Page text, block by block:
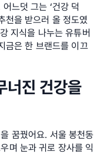
느덧 그는 ‘건강 덕
천을 받으러 올 정도였
지식을 나누는 유튜버
금은 한 브랜드를 이끄
진 건강을
꿈꿨어요. 서울 봉천동
며 눈과 귀로 장사를 익